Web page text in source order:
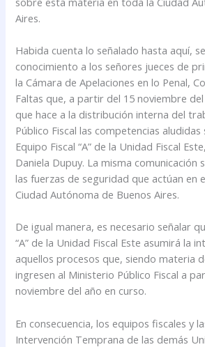
Aires.
Habida cuenta lo señalado hasta aquí,
conocimiento a los señores jueces de
la Cámara de Apelaciones en lo Penal,
Faltas que, a partir del 15 noviembre
que hace a la distribución interna del
Público Fiscal las competencias aludidas
Equipo Fiscal “A” de la Unidad Fiscal
Daniela Dupuy. La misma comunicación
las fuerzas de seguridad que actúan en
Ciudad Autónoma de Buenos Aires.
De igual manera, es necesario señalar
“A” de la Unidad Fiscal Este asumirá la
aquellos procesos que, siendo materia
ingresen al Ministerio Público Fiscal a
noviembre del año en curso.
En consecuencia, los equipos fiscales y
Intervención Temprana de las demás